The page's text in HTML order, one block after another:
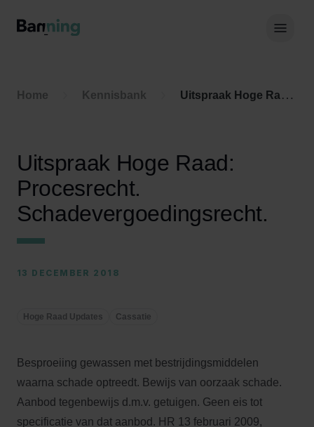
Home Kennisbank Uitspraak Hoge Raad: Procesrecht. Schadevergoedingsrecht.
Uitspraak Hoge Raad:
Procesrecht.
Schadevergoedingsrecht.
13 DECEMBER 2018
Hoge Raad Updates Cassatie
Besproeiing gewassen met bestrijdingsmiddelen
waarna schade optreedt. Bewijs van oorzaak schade.
Aanbod tegenbewijs d.m.v. getuigen. Geen eis tot
specificatie van dat aanbod. HR 13 februari 2009,